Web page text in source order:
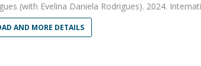
(with Evelina Daniela Rodrigues). 2024.
AND MORE DETAILS